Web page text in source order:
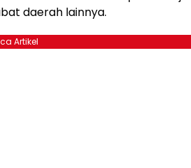
daerah lainnya.
Artikel